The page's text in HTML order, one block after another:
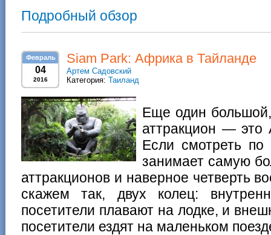
Подробный обзор
Февраль
04
2016
Siam Park: Африка в Тайланде
Артем Садовский
Категория: Таиланд
Еще один
аттракцион — это
Если смотреть по
занимает самую
аттракционов и наверное четверть
скажем так, двух колец:
посетители плавают на лодке, и
посетители ездят на маленьком